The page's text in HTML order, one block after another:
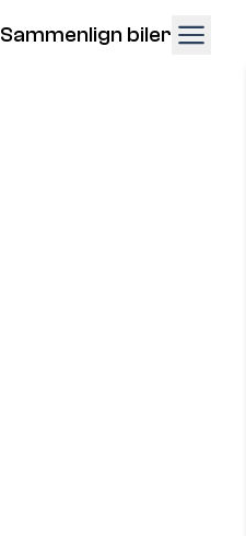
Sammenlign biler